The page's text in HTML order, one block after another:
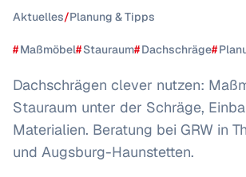
Aktuelles/Planung & Tipps
#Maßmöbel#Stauraum#Dachschräge#
Dachschrägen clever nutzen:
Stauraum unter der Schräge,
Materialien. Beratung bei GRW in
und Augsburg-Haunstetten.